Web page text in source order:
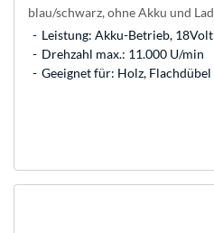
blau/schwarz, ohne Akku und
Leistung: Akku-Betrieb, 18Volt
Drehzahl max.: 11.000 U/min
Geeignet für: Holz, Flachdübel